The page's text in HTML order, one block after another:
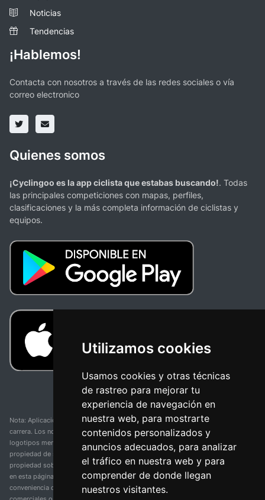
Utilizamos cookies
Usamos cookies y otras técnicas
de rastreo para mejorar tu
experiencia de navegación en
nuestra web, para mostrarte
contenidos personalizados y
anuncios adecuados, para analizar
el tráfico en nuestra web y para
comprender de donde llegan
nuestros visitantes.
Noticias
Tendencias
¡Hablemos!
Contacta con nosotros a través de las redes sociales o vía
correo electronico
Quienes somos
¡Cyclingoo es la app ciclista que estabas buscando!. Todas
las principales competiciones con mapas, perfiles,
clasificaciones y la más completa información de ciclistas y
equipos.
Nota: Aplicación y web no oficial y no relacionada con ninguna organización o
carrera. Los nombres de equipos, competiciones, marcas comerciales y
logotipos mencionados en esta página de resultados de ciclismo son
propiedad de sus respectivos dueños. No tenemos afiliación, patrocinio ni
propiedad sobre estas marcas comerciales. Toda la información proporcionada
en esta página se presenta únicamente con fines informativos y para la
conveniencia de nuestros usuarios. Cualquier uso de nombres, marcas